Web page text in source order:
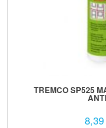
TREMCO SP525